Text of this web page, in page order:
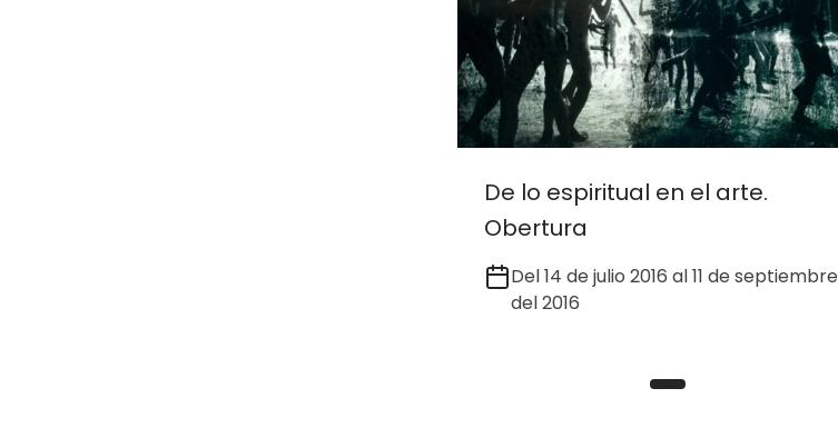
De lo espiritual en el arte.
Obertura
Del 14 de julio 2016 al 11 de septiembre
del 2016